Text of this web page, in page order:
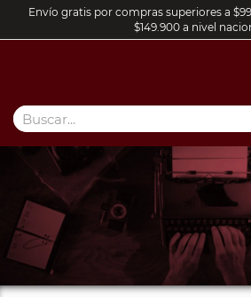
Envío gratis por compras superiores a
$149.900 a nivel